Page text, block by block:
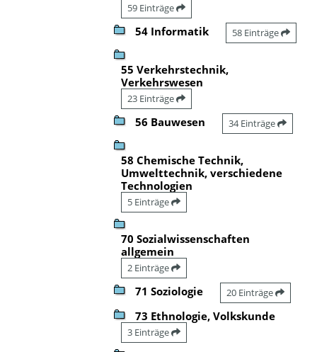
59 Einträge
54 Informatik 58 Einträge
55 Verkehrstechnik,
Verkehrswesen
23 Einträge
56 Bauwesen 34 Einträge
58 Chemische Technik,
Umwelttechnik, verschiedene
Technologien
5 Einträge
70 Sozialwissenschaften
allgemein
2 Einträge
71 Soziologie 20 Einträge
73 Ethnologie, Volkskunde
3 Einträge